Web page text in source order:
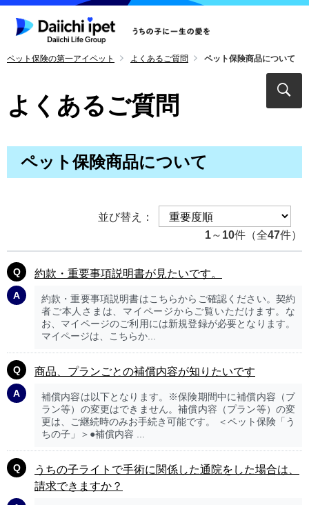
ペット保険の第一アイペット よくあるご質問 ペット保険商品について
よくあるご質問
ペット保険商品について
並び替え：
1～ 10件（全47件）
約款・重要事項説明書が見たいです。
約款・重要事項説明書はこちらからご確認ください。契約
者ご本人さまは、マイページからご覧いただけます。な
お、マイページのご利用には新規登録が必要となります。
マイページは、こちらか...
商品、プランごとの補償内容が知りたいです
補償内容は以下となります。※保険期間中に補償内容（プ
ラン等）の変更はできません。補償内容（プラン等）の変
更は、ご継続時のみお手続き可能です。 ＜ペット保険「う
ちの子」＞●補償内容 ...
うちの子ライトで手術に関係した通院をした場合は、
請求できますか？